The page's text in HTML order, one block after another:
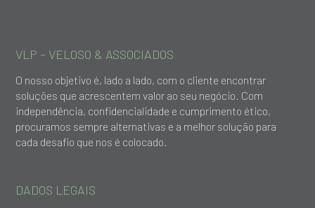
VLP – VELOSO & ASSOCIADOS
O nosso objetivo é, lado a lado, com o cliente encontrar
soluções que acrescentem valor ao seu negócio. Com
independência, confidencialidade e cumprimento ético,
procuramos sempre alternativas e a melhor solução para
cada desafio que nos é colocado.
DADOS LEGAIS